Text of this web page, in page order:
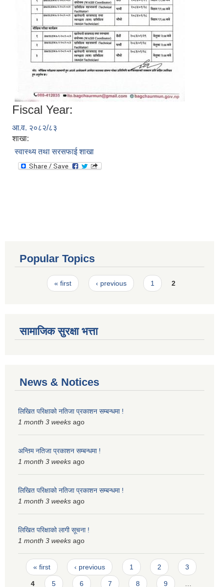
Fiscal Year:
आ.व. २०८२/८३
शाखा:
स्वास्थ्य तथा सरसफाई शाखा
Popular Topics
Pages« first ‹ previous 1 2
सामाजिक सुरक्षा भत्ता
News & Notices
लिखित परिक्षाको नतिजा प्रकाशन सम्बन्धमा !
1 month 3 weeks ago
अन्तिम नतिजा प्रकाशन सम्बन्धमा !
1 month 3 weeks ago
लिखित परिक्षाको नतिजा प्रकाशन सम्बन्धमा !
1 month 3 weeks ago
लिखित परिक्षाको लागी सूचना !
1 month 3 weeks ago
Pages
« first ‹ previous 1 2 3
4 5 6 7 8 9 …